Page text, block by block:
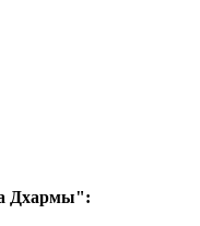
Дхармы":